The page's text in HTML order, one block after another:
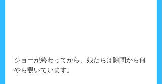
ショーが終わってから、娘たちは隙間から何
やら覗いています。